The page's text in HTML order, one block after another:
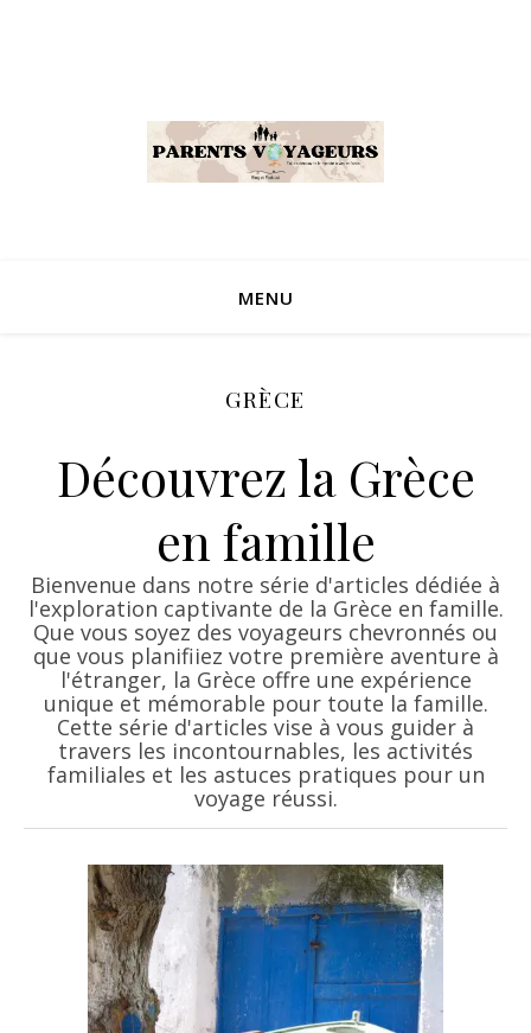
MENU
GRÈCE
Découvrez la Grèce
en famille
Bienvenue dans notre série d'articles dédiée à
l'exploration captivante de la Grèce en famille.
Que vous soyez des voyageurs chevronnés ou
que vous planifiiez votre première aventure à
l'étranger, la Grèce offre une expérience
unique et mémorable pour toute la famille.
Cette série d'articles vise à vous guider à
travers les incontournables, les activités
familiales et les astuces pratiques pour un
voyage réussi.